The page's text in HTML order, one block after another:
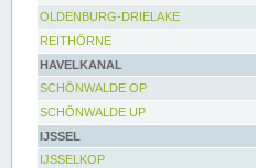
OLDENBURG-DRIELAKE
REITHÖRNE
HAVELKANAL
SCHÖNWALDE OP
SCHÖNWALDE UP
IJSSEL
IJSSELKOP